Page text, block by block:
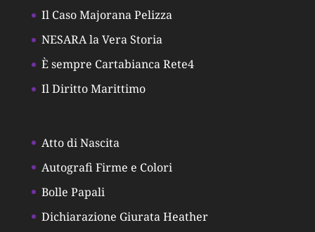
Il Caso Majorana Pelizza
NESARA la Vera Storia
È sempre Cartabianca Rete4
Il Diritto Marittimo
Atto di Nascita
Autografi Firme e Colori
Bolle Papali
Dichiarazione Giurata Heather